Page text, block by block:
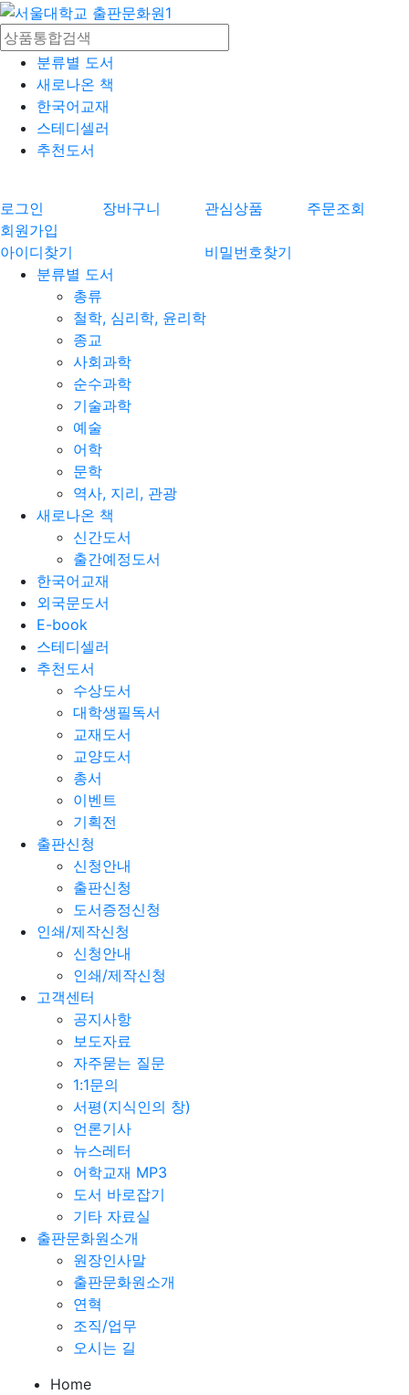
분류별 도서
새로나온 책
한국어교재
스테디셀러
추천도서
로그인 장바구니 관심상품
주문조회
회원가입
아이디찾기
비밀번호찾기
분류별 도서
총류
철학, 심리학, 윤리학
종교
사회과학
순수과학
기술과학
예술
어학
문학
역사, 지리, 관광
새로나온 책
신간도서
출간예정도서
한국어교재
외국문도서
E-book
스테디셀러
추천도서
수상도서
대학생필독서
교재도서
교양도서
총서
이벤트
기획전
출판신청
신청안내
출판신청
도서증정신청
인쇄/제작신청
신청안내
인쇄/제작신청
고객센터
공지사항
보도자료
자주묻는 질문
1:1문의
서평(지식인의 창)
언론기사
뉴스레터
어학교재 MP3
도서 바로잡기
기타 자료실
출판문화원소개
원장인사말
출판문화원소개
연혁
조직/업무
오시는 길
Home